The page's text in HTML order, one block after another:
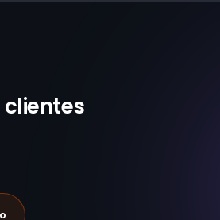
clientes